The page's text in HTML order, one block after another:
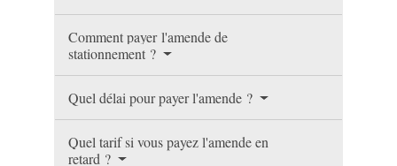
Comment payer l'amende de
stationnement ?
Quel délai pour payer l'amende ?
Quel tarif si vous payez l'amende en
retard ?